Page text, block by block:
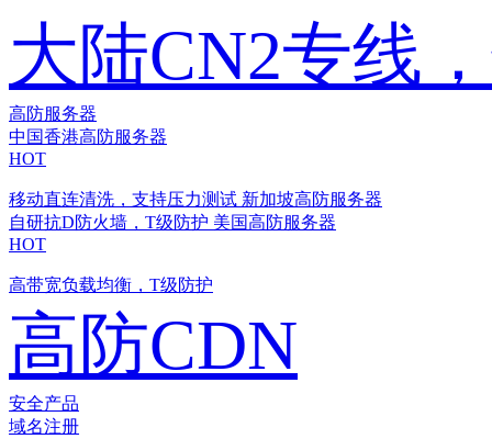
大陆CN2专线
高防服务器
中国香港高防服务器
HOT
移动直连清洗，支持压力测试 新加坡高防服务器
自研抗D防火墙，T级防护 美国高防服务器
HOT
高带宽负载均衡，T级防护
高防CDN
安全产品
域名注册